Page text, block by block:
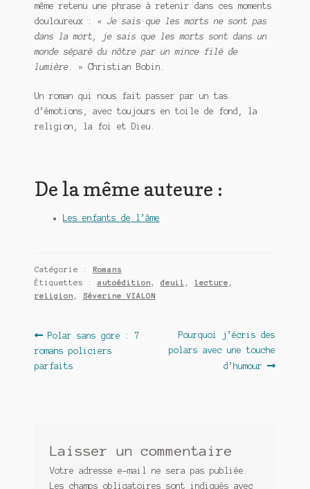
même retenu une phrase à retenir dans ces moments
douloureux : « Je sais que les morts ne sont pas
dans la mort, je sais que les morts sont dans un
monde séparé du nôtre par un mince filé de
lumière.
» Christian Bobin.
Un roman qui nous fait passer par un tas
d’émotions, avec toujours en toile de fond, la
religion, la foi et Dieu.
De la même auteure :
Les enfants de l’âme
Catégorie : Romans
Étiquettes : autoédition , deuil , lecture ,
religion , Séverine VIALON
Navigation
de
Article
précédent :
Polar sans gore : 7
romans policiers
parfaits
Article
suivant :
Pourquoi j’écris des
polars avec une touche
d’humour
Laisser un commentaire
Votre adresse e-mail ne sera pas publiée.
Les champs obligatoires sont indiqués avec